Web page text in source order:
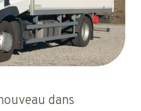
dans